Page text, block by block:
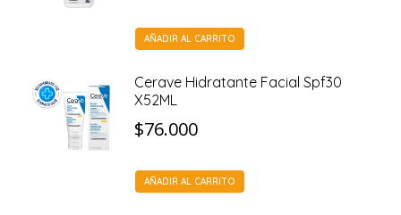
AÑADIR AL CARRITO
Cerave Hidratante Facial Spf30
X52ML
$76.000
AÑADIR AL CARRITO